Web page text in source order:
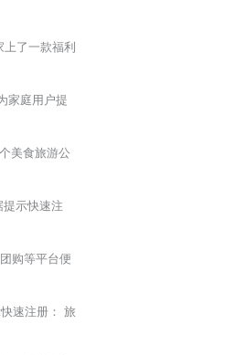
了一款福利
家庭用户提
美食旅游公
示快速注
购等平台便
速注册： 旅